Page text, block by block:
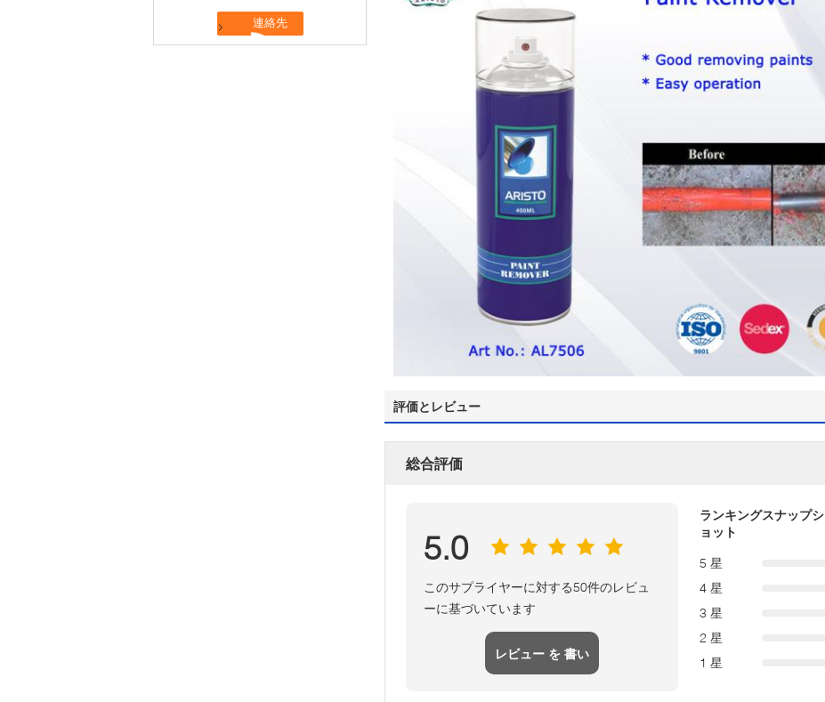
評価とレビュー
総合評価
5.0
このサプライヤーに対する50件のレビュ
ーに基づいています
レビュー を 書い
ランキングスナップシ
ョット
5 星
4 星
3 星
2 星
1 星